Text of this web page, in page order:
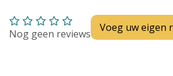
Nog geen reviews Voeg uw eigen